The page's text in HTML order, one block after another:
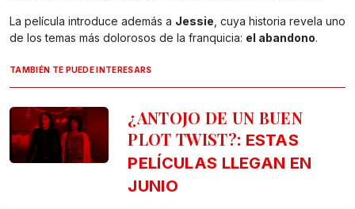
La película introduce además a Jessie, cuya historia revela uno
de los temas más dolorosos de la franquicia: el abandono.
TAMBIÉN TE PUEDE INTERESARS
¿ANTOJO DE UN BUEN
PLOT TWIST?: ESTAS
PELÍCULAS LLEGAN EN
JUNIO